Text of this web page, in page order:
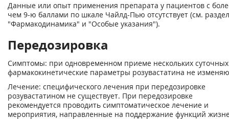
Данные или опыт применения препарата у пациентов с
чем 9-ю баллами по шкале Чайлд-Пью отсутствует (см.
"Фармакодинамика" и "Особые указания").
Передозировка
Симптомы: при одновременном приеме нескольких
фармакокинетические параметры розувастатина не
Лечение: специфического лечения при передозировке
розувастатином не существует. При передозировке
рекомендуется проводить симптоматическое лечение и
мероприятия, направленные на поддержание функций